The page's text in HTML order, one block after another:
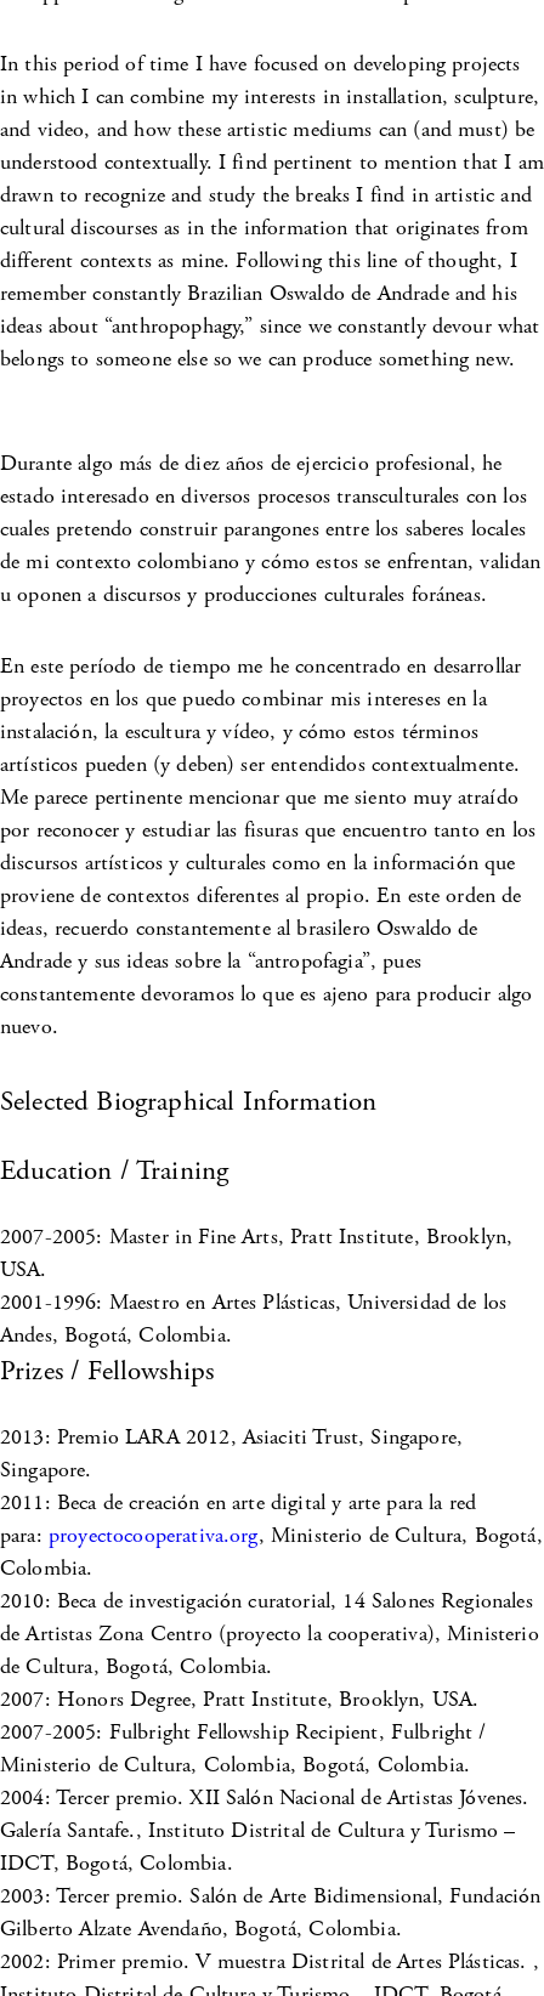
In this period of time I have focused on developing projects
in which I can combine my interests in installation, sculpture,
and video, and how these artistic mediums can (and must) be
understood contextually. I find pertinent to mention that I am
drawn to recognize and study the breaks I find in artistic and
cultural discourses as in the information that originates from
different contexts as mine. Following this line of thought, I
remember constantly Brazilian Oswaldo de Andrade and his
ideas about “anthropophagy,” since we constantly devour what
belongs to someone else so we can produce something new.
Durante algo más de diez años de ejercicio profesional, he
estado interesado en diversos procesos transculturales con los
cuales pretendo construir parangones entre los saberes locales
de mi contexto colombiano y cómo estos se enfrentan, validan
u oponen a discursos y producciones culturales foráneas.
En este período de tiempo me he concentrado en desarrollar
proyectos en los que puedo combinar mis intereses en la
instalación, la escultura y vídeo, y cómo estos términos
artísticos pueden (y deben) ser entendidos contextualmente.
Me parece pertinente mencionar que me siento muy atraído
por reconocer y estudiar las fisuras que encuentro tanto en los
discursos artísticos y culturales como en la información que
proviene de contextos diferentes al propio. En este orden de
ideas, recuerdo constantemente al brasilero Oswaldo de
Andrade y sus ideas sobre la “antropofagia”, pues
constantemente devoramos lo que es ajeno para producir algo
nuevo.
Selected Biographical Information
Education / Training
2007-2005: Master in Fine Arts, Pratt Institute, Brooklyn,
USA.
2001-1996: Maestro en Artes Plásticas, Universidad de los
Andes, Bogotá, Colombia.
Prizes / Fellowships
2013: Premio LARA 2012, Asiaciti Trust, Singapore,
Singapore.
2011: Beca de creación en arte digital y arte para la red
para: proyectocooperativa.org, Ministerio de Cultura, Bogotá,
Colombia.
2010: Beca de investigación curatorial, 14 Salones Regionales
de Artistas Zona Centro (proyecto la cooperativa), Ministerio
de Cultura, Bogotá, Colombia.
2007: Honors Degree, Pratt Institute, Brooklyn, USA.
2007-2005: Fulbright Fellowship Recipient, Fulbright /
Ministerio de Cultura, Colombia, Bogotá, Colombia.
2004: Tercer premio. XII Salón Nacional de Artistas Jóvenes.
Galería Santafe., Instituto Distrital de Cultura y Turismo –
IDCT, Bogotá, Colombia.
2003: Tercer premio. Salón de Arte Bidimensional, Fundación
Gilberto Alzate Avendaño, Bogotá, Colombia.
2002: Primer premio. V muestra Distrital de Artes Plásticas. ,